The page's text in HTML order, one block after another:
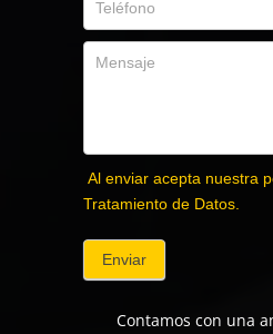
Al enviar acepta nuestra
Tratamiento de Datos.
Enviar
Contamos con una